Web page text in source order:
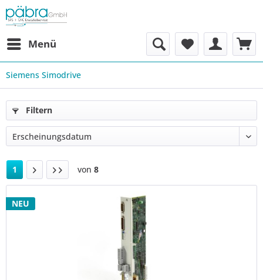
Menü
Siemens Simodrive
Filtern
1 von 8
NEU